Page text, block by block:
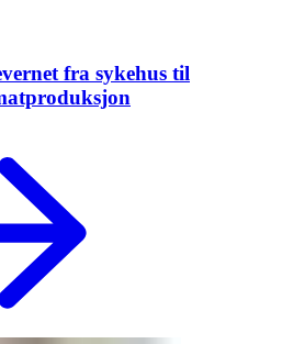
fra sykehus til